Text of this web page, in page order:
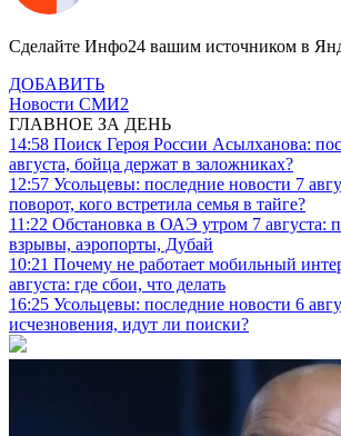
Сделайте Инфо24 вашим источником в
ДОБАВИТЬ
Новости СМИ2
ГЛАВНОЕ ЗА ДЕНЬ
14:58 Поиск Героя России Асылханова:
августа, бойца держат в заложниках?
12:57 Усольцевы: последние новости 7
поворот, кого встретила семья в тайге?
11:22 Обстановка в ОАЭ утром 7 августа:
взрывы, аэропорты, Дубай
10:21 Почему не работает мобильный
августа: где сбои, что делать
16:25 Усольцевы: последние новости 6
исчезновения, идут ли поиски?